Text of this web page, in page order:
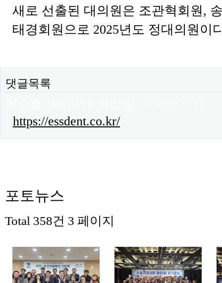
새로 선출된 대의원은 조관혁회원,
태경회원으로 2025년도 정대의원이
댓글목록
https://essdent.co.kr/
포토뉴스
Total 358건 3 페이지